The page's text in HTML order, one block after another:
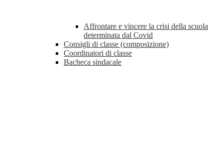
Affrontare e vincere la crisi della scuola
determinata dal Covid
Consigli di classe (composizione)
Coordinatori di classe
Bacheca sindacale